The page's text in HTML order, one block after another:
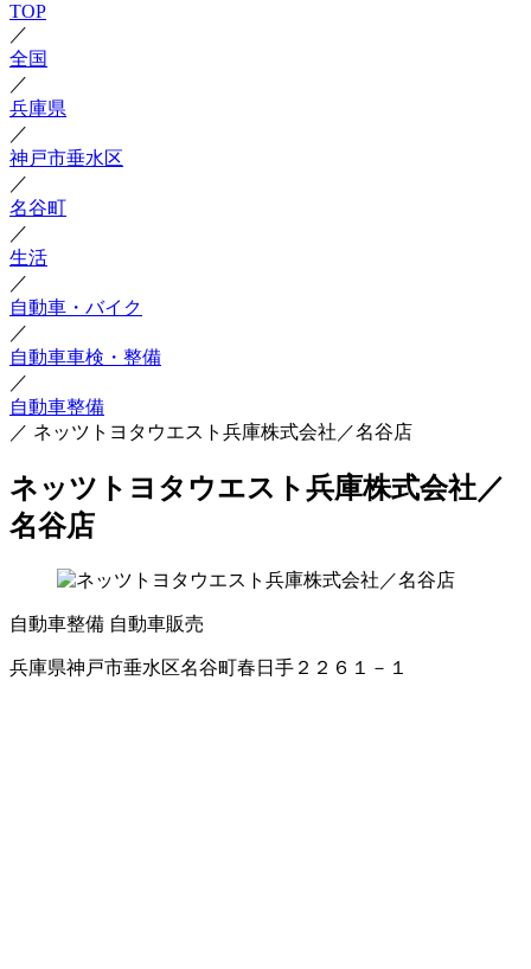
TOP
／
全国
／
兵庫県
／
神戸市垂水区
／
名谷町
／
生活
／
自動車・バイク
／
自動車車検・整備
／
自動車整備
／ ネッツトヨタウエスト兵庫株式会社／名谷店
ネッツトヨタウエスト兵庫株式会社／
名谷店
自動車整備 自動車販売
兵庫県神戸市垂水区名谷町春日手２２６１－１